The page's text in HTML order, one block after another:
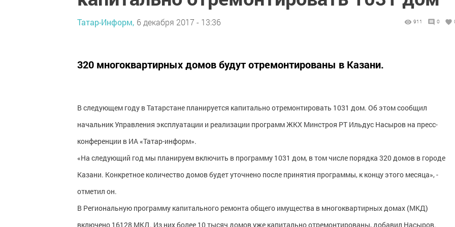
Татар-Информ, 6 декабря 2017 - 13:36 911 0
320 многоквартирных домов будут отремонтированы в Казани.
В следующем году в Татарстане планируется капитально отремонтировать 1031 дом. Об этом сообщил
начальник Управления эксплуатации и реализации программ ЖКХ Минстроя РТ Ильдус Насыров на пресс-
конференции в ИА «Татар-информ».
«На следующий год мы планируем включить в программу 1031 дом, в том числе порядка 320 домов в городе
Казани. Конкретное количество домов будет уточнено после принятия программы, к концу этого месяца», -
отметил он.
В Региональную программу капитального ремонта общего имущества в многоквартирных домах (МКД)
включено 16128 МКД. Из них более 10 тысяч домов уже капитально отремонтированы, добавил Насыров.